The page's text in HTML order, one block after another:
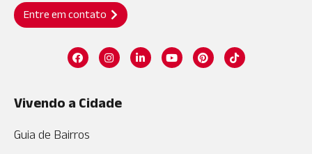
Entre em contato
Vivendo a Cidade
Guia de Bairros